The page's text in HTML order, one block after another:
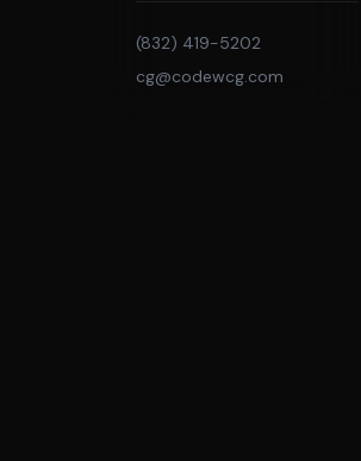
(832) 419-5202
cg@codewcg.com